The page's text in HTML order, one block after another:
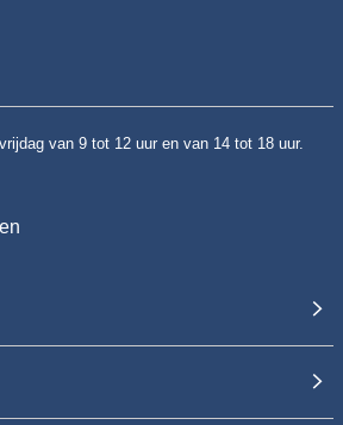
van 9 tot 12 uur en van 14 tot 18 uur.